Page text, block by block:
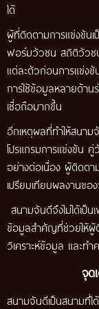
ได้
ผู้ที่ติดตามการแข่งขัน
ฟอร์มวัวชน สถิติวัวช
แต่ละตัวก่อนการแข่งขั
การใช้ข้อมูลหลายด้าน
เชื่อถือมากขึ้น
อีกเหตุผลที่ทำให้สนา
โปรแกรมการแข่งขัน
อย่างต่อเนื่อง ผู้ติดตา
เปรียบเทียบผลงานขอ
สนามจันดีจึงไม่ได้เป็
ข้อมูลสำคัญที่ช่วยให้ผู้
วิเคราะห์ข้อมูล และทำ
จุด
สนามจันดีเป็นสนามที่